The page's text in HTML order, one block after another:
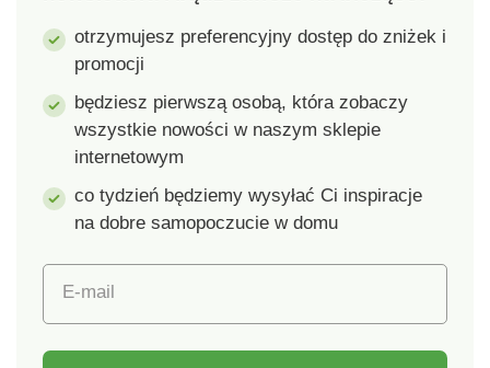
otrzymujesz preferencyjny dostęp do zniżek i
promocji
będziesz pierwszą osobą, która zobaczy
wszystkie nowości w naszym sklepie
internetowym
co tydzień będziemy wysyłać Ci inspiracje
na dobre samopoczucie w domu
E-mail